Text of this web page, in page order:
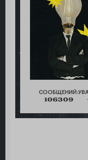
СООБЩЕНИЙ:
106309